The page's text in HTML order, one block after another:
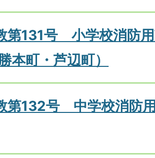
第131号 小学校消防
本町・芦辺町）
第132号 中学校消防